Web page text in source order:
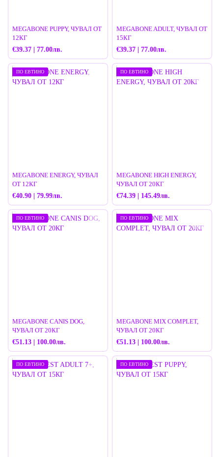
MEGABONE PUPPY, ЧУВАЛ ОТ
12КГ
€39.37 | 77.00лв.
MEGABONE ADULT, ЧУВАЛ ОТ
15КГ
€39.37 | 77.00лв.
ПО ЕВТИНО
MEGABONE ENERGY, ЧУВАЛ
ОТ 12КГ
€40.90 | 79.99лв.
ПО ЕВТИНО
MEGABONE HIGH ENERGY,
ЧУВАЛ ОТ 20КГ
€74.39 | 145.49лв.
ПО ЕВТИНО
MEGABONE CANIS DOG,
ЧУВАЛ ОТ 20КГ
€51.13 | 100.00лв.
ПО ЕВТИНО
MEGABONE MIX COMPLET,
ЧУВАЛ ОТ 20КГ
€51.13 | 100.00лв.
ПО ЕВТИНО ПО ЕВТИНО